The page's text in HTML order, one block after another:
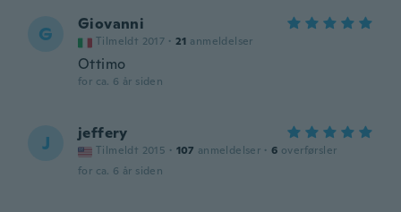
G Giovanni
Tilmeldt 2017 · 21 anmeldelser
Ottimo
for ca. 6 år siden
J jeffery
Tilmeldt 2015 · 107 anmeldelser · 6 overførsler
for ca. 6 år siden